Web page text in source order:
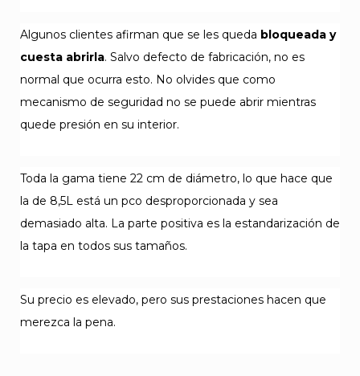
Algunos clientes afirman que se les queda bloqueada y
cuesta abrirla. Salvo defecto de fabricación, no es
normal que ocurra esto. No olvides que como
mecanismo de seguridad no se puede abrir mientras
quede presión en su interior.
Toda la gama tiene 22 cm de diámetro, lo que hace que
la de 8,5L está un pco desproporcionada y sea
demasiado alta. La parte positiva es la estandarización de
la tapa en todos sus tamaños.
Su precio es elevado, pero sus prestaciones hacen que
merezca la pena.